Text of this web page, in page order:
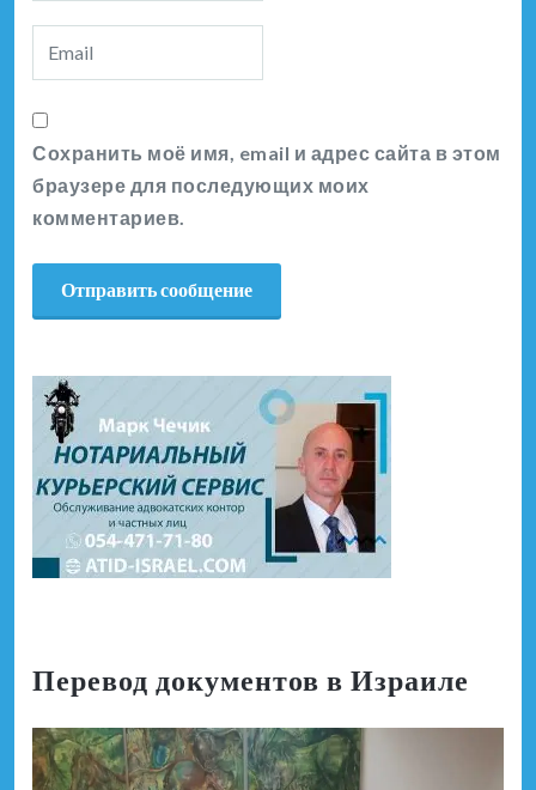
Сохранить моё имя, email и адрес сайта в этом
браузере для последующих моих
комментариев.
Перевод документов в Израиле